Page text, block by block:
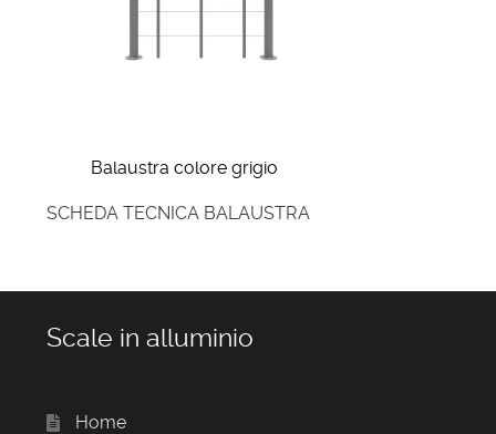
Balaustra colore grigio
SCHEDA TECNICA BALAUSTRA
Scale in alluminio
Home